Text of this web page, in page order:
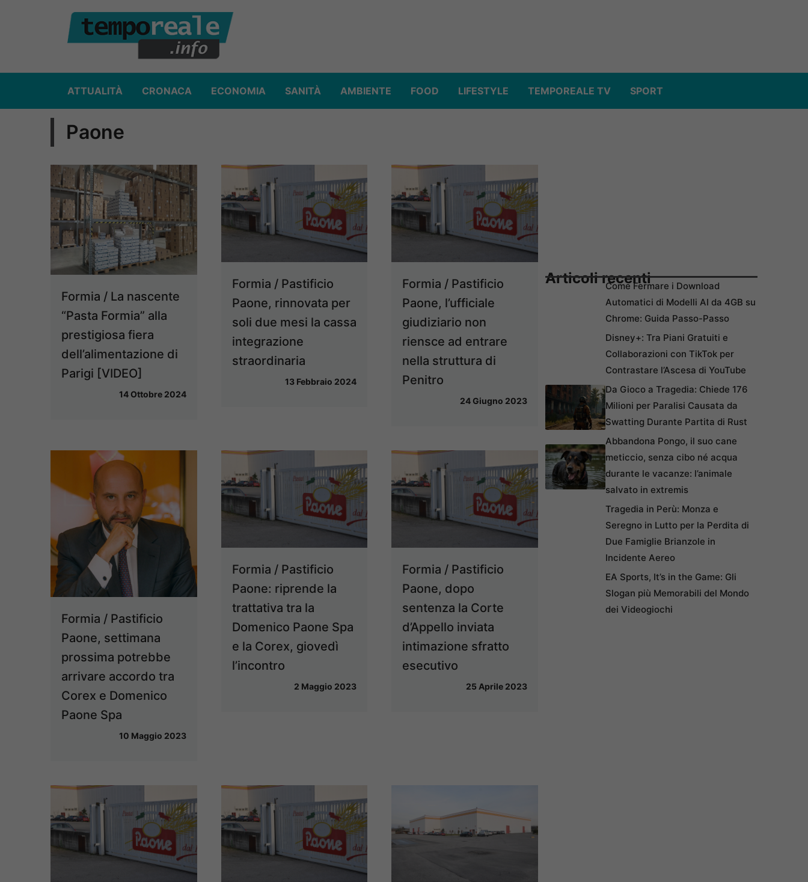
ATTUALITÀ CRONACA ECONOMIA SANITÀ AMBIENTE FOOD LIFESTYLE TEMPOREALE TV SPORT
Paone
Formia / La nascente
“Pasta Formia” alla
prestigiosa fiera
dell’alimentazione di
Parigi [VIDEO]
14 Ottobre 2024
Formia / Pastificio
Paone, rinnovata per
soli due mesi la cassa
integrazione
straordinaria
13 Febbraio 2024
Formia / Pastificio
Paone, l’ufficiale
giudiziario non
riensce ad entrare
nella struttura di
Penitro
24 Giugno 2023
Formia / Pastificio
Paone, settimana
prossima potrebbe
arrivare accordo tra
Corex e Domenico
Paone Spa
10 Maggio 2023
Formia / Pastificio
Paone: riprende la
trattativa tra la
Domenico Paone Spa
e la Corex, giovedì
l’incontro
2 Maggio 2023
Formia / Pastificio
Paone, dopo
sentenza la Corte
d’Appello inviata
intimazione sfratto
esecutivo
25 Aprile 2023
Articoli recentiCome Fermare i Download
Automatici di Modelli AI da 4GB su
Chrome: Guida Passo-Passo
Disney+: Tra Piani Gratuiti e
Collaborazioni con TikTok per
Contrastare l’Ascesa di YouTube
Da Gioco a Tragedia: Chiede 176
Milioni per Paralisi Causata da
Swatting Durante Partita di Rust
Abbandona Pongo, il suo cane
meticcio, senza cibo né acqua
durante le vacanze: l’animale
salvato in extremis
Tragedia in Perù: Monza e
Seregno in Lutto per la Perdita di
Due Famiglie Brianzole in
Incidente Aereo
EA Sports, It’s in the Game: Gli
Slogan più Memorabili del Mondo
dei Videogiochi